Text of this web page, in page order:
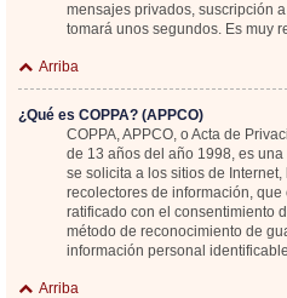
mensajes privados, suscripción
tomará unos segundos. Es muy
Arriba
¿Qué es COPPA? (APPCO)
COPPA, APPCO, o Acta de
de 13 años del año 1998, es
se solicita a los sitios de
recolectores de información,
ratificado con el consentimiento
método de reconocimiento de
información personal
Arriba